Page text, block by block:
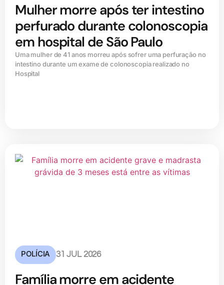
Mulher morre após ter intestino
perfurado durante colonoscopia
em hospital de São Paulo
Uma mulher de 41 anos morreu após sofrer uma perfuração no
intestino durante um exame de colonoscopia realizado no
Hospital
POLÍCIA 31 JUL 2026
Família morre em acidente